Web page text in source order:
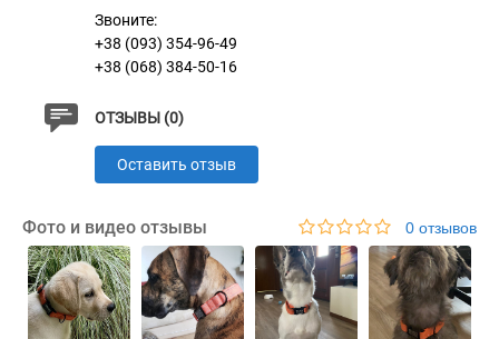
Звоните:
+38 (093) 354-96-49
+38 (068) 384-50-16
ОТЗЫВЫ (0)
Оставить отзыв
Фото и видео отзывы 0 отзывов